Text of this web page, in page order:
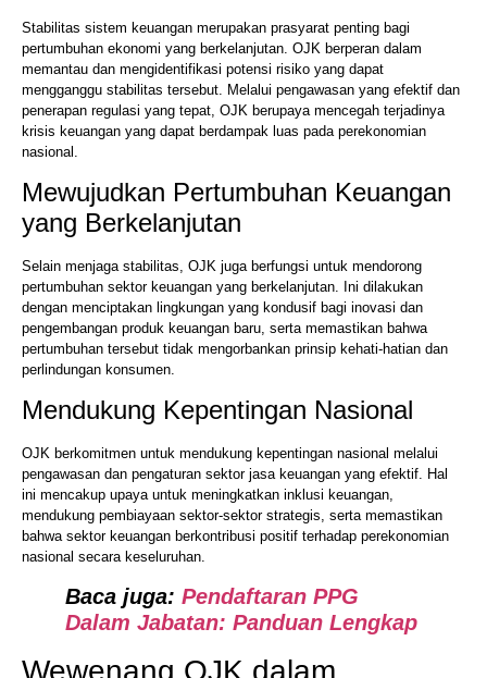
Stabilitas sistem keuangan merupakan prasyarat penting bagi
pertumbuhan ekonomi yang berkelanjutan. OJK berperan dalam
memantau dan mengidentifikasi potensi risiko yang dapat
mengganggu stabilitas tersebut. Melalui pengawasan yang efektif dan
penerapan regulasi yang tepat, OJK berupaya mencegah terjadinya
krisis keuangan yang dapat berdampak luas pada perekonomian
nasional.
Mewujudkan Pertumbuhan Keuangan
yang Berkelanjutan
Selain menjaga stabilitas, OJK juga berfungsi untuk mendorong
pertumbuhan sektor keuangan yang berkelanjutan. Ini dilakukan
dengan menciptakan lingkungan yang kondusif bagi inovasi dan
pengembangan produk keuangan baru, serta memastikan bahwa
pertumbuhan tersebut tidak mengorbankan prinsip kehati-hatian dan
perlindungan konsumen.
Mendukung Kepentingan Nasional
OJK berkomitmen untuk mendukung kepentingan nasional melalui
pengawasan dan pengaturan sektor jasa keuangan yang efektif. Hal
ini mencakup upaya untuk meningkatkan inklusi keuangan,
mendukung pembiayaan sektor-sektor strategis, serta memastikan
bahwa sektor keuangan berkontribusi positif terhadap perekonomian
nasional secara keseluruhan.
Baca juga: Pendaftaran PPG
Dalam Jabatan: Panduan Lengkap
Wewenang OJK dalam